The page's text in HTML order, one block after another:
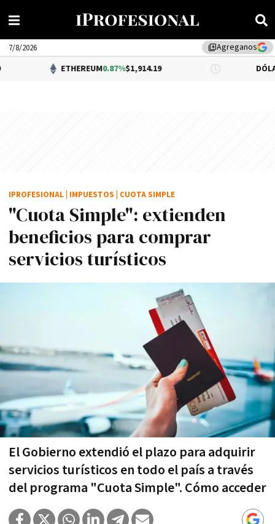
library_addAgreganos
7/8/2026
ETHEREUM 0.87%$1,914.19 DÓLAR BNA
"Cuota Simple": extienden
beneficios para comprar
servicios turísticos
El Gobierno extendió el plazo para adquirir
servicios turísticos en todo el país a través
del programa "Cuota Simple". Cómo acceder
IPROFESIONAL IMPUESTOS CUOTA SIMPLE